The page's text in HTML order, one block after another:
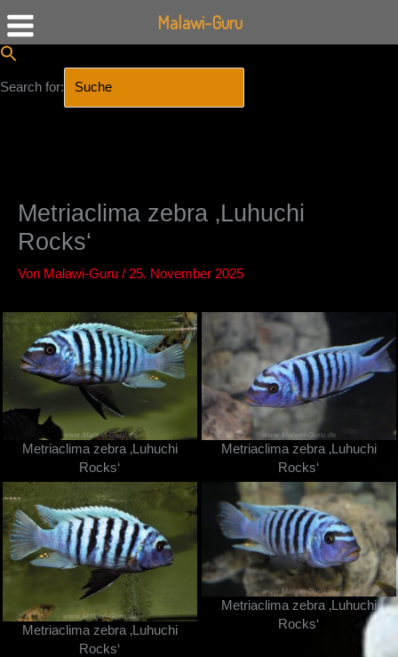
Search for:
Metriaclima zebra ‚Luhuchi
Rocks‘
Von Malawi-Guru / 25. November 2025
Metriaclima zebra ‚Luhuchi
Rocks‘
Metriaclima zebra ‚Luhuchi
Rocks‘
Metriaclima zebra ‚Luhuchi
Rocks‘
Metriaclima zebra ‚Luhuchi
Rocks‘
Malawi-Guru